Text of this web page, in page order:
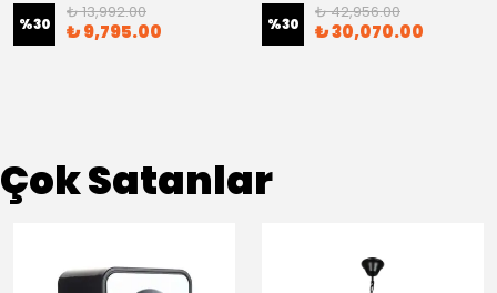
%30
₺ 13,992.00
₺ 9,795.00 %30
₺ 42,956.00
₺ 30,070.00
Çok Satanlar